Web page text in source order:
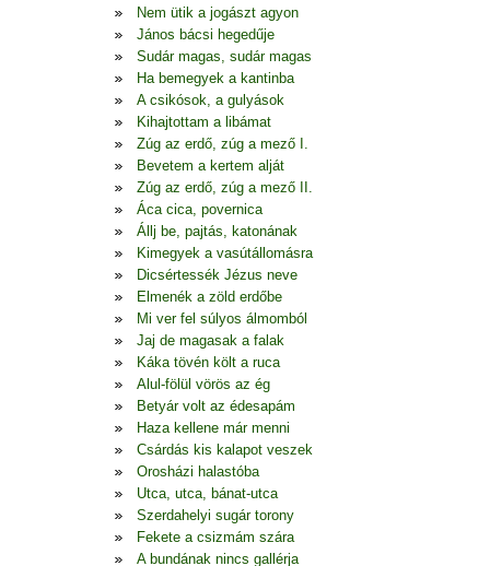
Nem ütik a jogászt agyon
János bácsi hegedűje
Sudár magas, sudár magas
Ha bemegyek a kantinba
A csikósok, a gulyások
Kihajtottam a libámat
Zúg az erdő, zúg a mező I.
Bevetem a kertem alját
Zúg az erdő, zúg a mező II.
Áca cica, povernica
Állj be, pajtás, katonának
Kimegyek a vasútállomásra
Dicsértessék Jézus neve
Elmenék a zöld erdőbe
Mi ver fel súlyos álmomból
Jaj de magasak a falak
Káka tövén költ a ruca
Alul-fölül vörös az ég
Betyár volt az édesapám
Haza kellene már menni
Csárdás kis kalapot veszek
Orosházi halastóba
Utca, utca, bánat-utca
Szerdahelyi sugár torony
Fekete a csizmám szára
A bundának nincs gallérja